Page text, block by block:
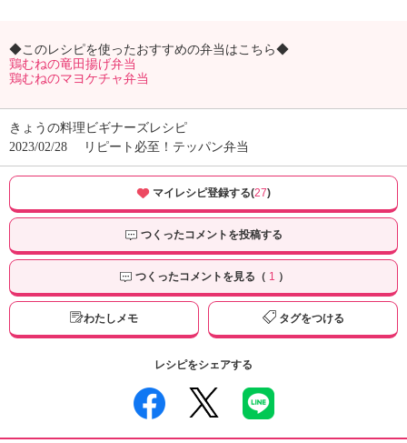
◆このレシピを使ったおすすめの弁当はこちら◆
鶏むねの竜田揚げ弁当
鶏むねのマヨケチャ弁当
きょうの料理ビギナーズレシピ
2023/02/28
リピート必至！テッパン弁当
マイレシピ登録する(27)
つくったコメントを投稿する
つくったコメントを見る（ 1 ）
わたしメモ タグをつける
レシピをシェアする